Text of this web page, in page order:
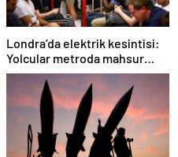
Londra’da elektrik kesintisi:
Yolcular metroda mahsur
kaldı